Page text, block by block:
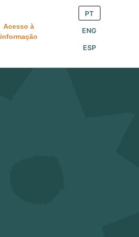
Acesso à
informação
PT
ENG
ESP